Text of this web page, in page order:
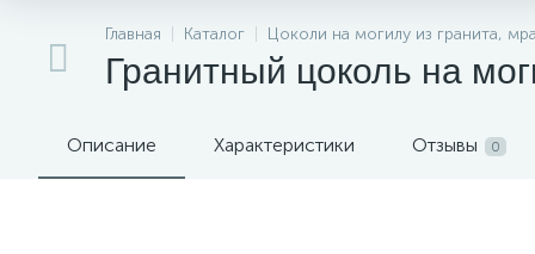
Главная Каталог Цоколи на могилу из гранита,
Гранитный цоколь на
Описание Характеристики Отзывы 0